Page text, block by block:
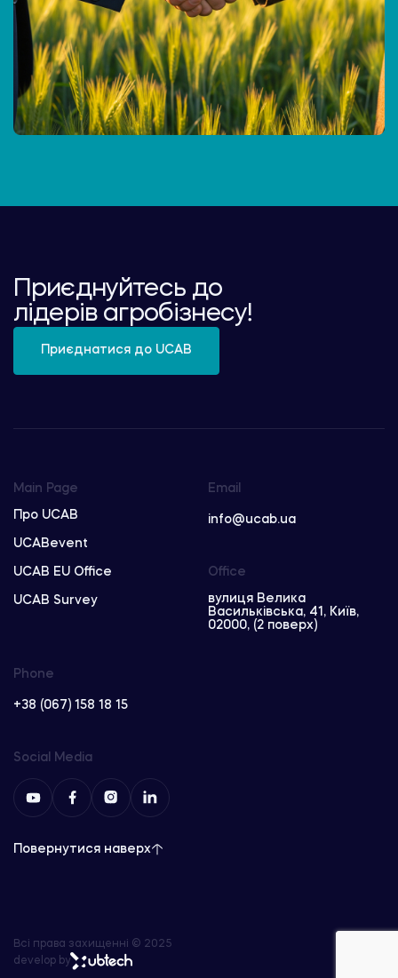
Приєднуйтесь до
лідерів агробізнесу!
Приєднатися до UCAB
Main Page
Про UCAB
UCABevent
UCAB EU Office
UCAB Survey
Email
info@ucab.ua
Phone
+38 (067) 158 18 15
Office
вулиця Велика
Васильківська, 41, Київ,
02000, (2 поверх)
Social Media
Повернутися наверх
Всі права захищенні © 2025
develop by